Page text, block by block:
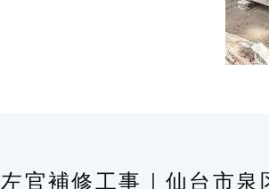
官補修工事｜仙台市泉